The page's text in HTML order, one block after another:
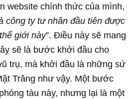
website chính thức của mình,
công ty tư nhân đầu tiên được
giới này”. Điều này sẽ mang
sẽ là bước khởi đầu cho
trụ, mà khởi đầu là những sứ
Trăng như vậy. Một bước
tàu này, nhưng lại là một